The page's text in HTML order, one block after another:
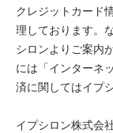
クレジットカード
理しております。
シロンよりご案内
には「インターネ
済に関してはイプ
イプシロン株式会